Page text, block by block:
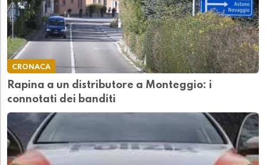
CRONACA
Rapina a un distributore a Monteggio: i
connotati dei banditi